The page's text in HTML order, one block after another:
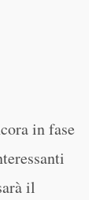
in fase
il